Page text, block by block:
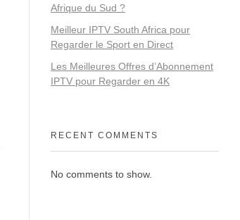
Afrique du Sud ?
Meilleur IPTV South Africa pour
Regarder le Sport en Direct
Les Meilleures Offres d’Abonnement
IPTV pour Regarder en 4K
RECENT COMMENTS
No comments to show.